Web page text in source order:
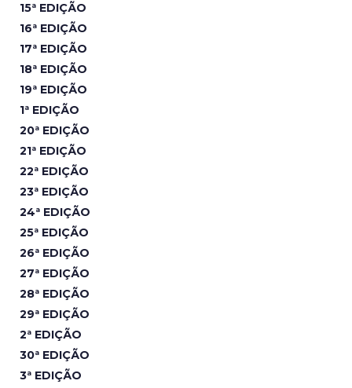
15ª EDIÇÃO
16ª EDIÇÃO
17ª EDIÇÃO
18ª EDIÇÃO
19ª EDIÇÃO
1ª EDIÇÃO
20ª EDIÇÃO
21ª EDIÇÃO
22ª EDIÇÃO
23ª EDIÇÃO
24ª EDIÇÃO
25ª EDIÇÃO
26ª EDIÇÃO
27ª EDIÇÃO
28ª EDIÇÃO
29ª EDIÇÃO
2ª EDIÇÃO
30ª EDIÇÃO
3ª EDIÇÃO